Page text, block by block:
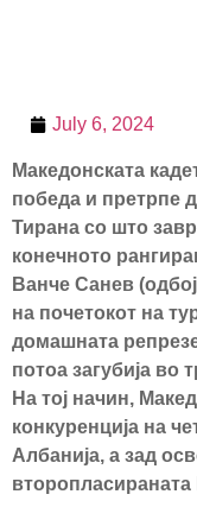
July 6, 2024
Македонската
победа и претрпе
Тирана со што
конечното
Ванче Санев
на почетокот на
домашната
потоа загубија во
На тој начин,
конкуренција на
Албанија, а зад